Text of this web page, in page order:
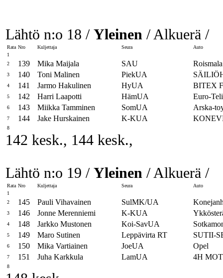
Lähtö n:o 18 / Yleinen / Alkuerä /
Rata Nro Kuljettaja Seura
Auto
1
2
139 Mika Maijala SAU
3 140 Toni Malinen PiekUA
4 141 Jarmo Hakulinen HyUA BITEX
5 142 Harri Laapotti HämUA Euro-
6 143 Miikka Tamminen SomUA Arska-
7 144 Jake Hurskainen K-KUA
8
142 kesk., 144 kesk.,
Lähtö n:o 19 / Yleinen / Alkuerä /
Rata Nro Kuljettaja Seura
Auto
1
2
145 Pauli Vihavainen SulMK/UA
3 146 Jonne Merenniemi K-KUA
4 148 Jarkko Mustonen Koi-SavUA
5 149 Maro Sutinen Leppävirta RT SUTII-
6 150 Mika Vartiainen JoeUA Opel
7 151 Juha Karkkula LamUA 4H
8